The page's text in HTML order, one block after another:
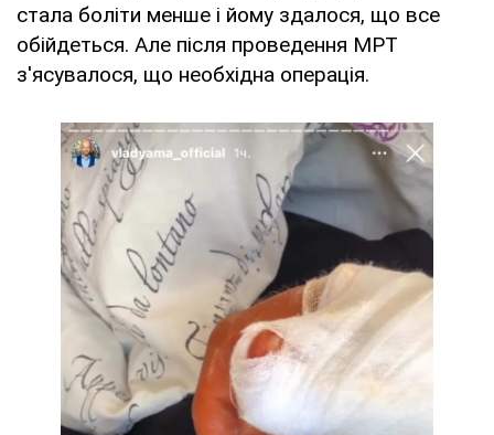
стала боліти менше і йому здалося, що все
обійдеться. Але після проведення МРТ
з'ясувалося, що необхідна операція.